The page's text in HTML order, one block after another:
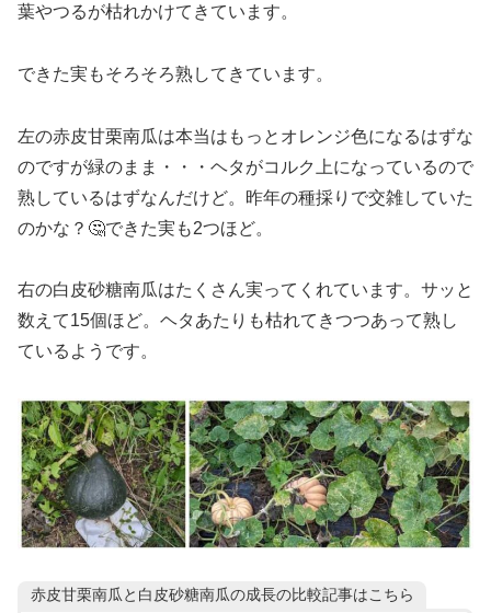
葉やつるが枯れかけてきています。
できた実もそろそろ熟してきています。
左の赤皮甘栗南瓜は本当はもっとオレンジ色になるはずな
のですが緑のまま・・・ヘタがコルク上になっているので
熟しているはずなんだけど。昨年の種採りで交雑していた
のかな？🤔できた実も2つほど。
右の白皮砂糖南瓜はたくさん実ってくれています。サッと
数えて15個ほど。ヘタあたりも枯れてきつつあって熟し
ているようです。
赤皮甘栗南瓜と白皮砂糖南瓜の成長の比較記事はこちら